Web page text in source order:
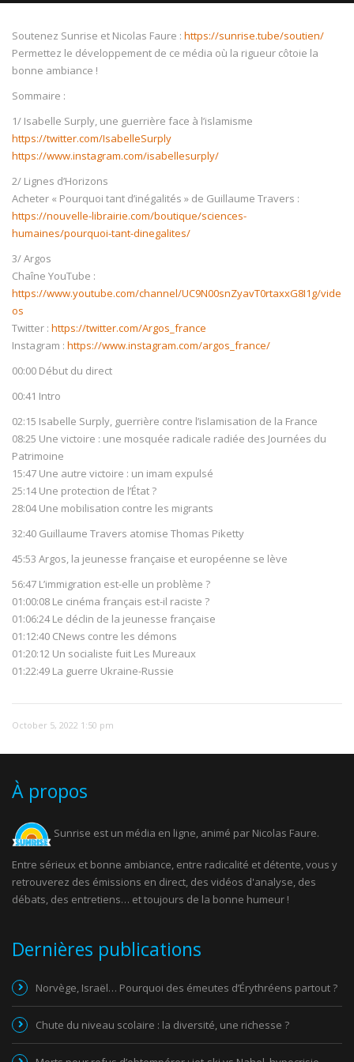
Soutenez Sunrise et Nicolas Faure : https://sunrise.tube/soutien/
Permettez le développement de ce média où la rigueur côtoie la
bonne ambiance !
Sommaire :
1/ Isabelle Surply, une guerrière face à l’islamisme
https://twitter.com/IsabelleSurply
https://www.instagram.com/isabellesurply/
2/ Lignes d’Horizons
Acheter « Pourquoi tant d’inégalités » de Guillaume Travers :
https://nouvelle-librairie.com/boutique/sciences-
humaines/pourquoi-tant-dinegalites/
3/ Argos
Chaîne YouTube :
https://www.youtube.com/channel/UC9N00snZyavT0rtaxxG8I1g/vide
os
Twitter : https://twitter.com/Argos_france
Instagram : https://www.instagram.com/argos_france/
00:00 Début du direct
00:41 Intro
02:15 Isabelle Surply, guerrière contre l’islamisation de la France
08:25 Une victoire : une mosquée radicale radiée des Journées du
Patrimoine
15:47 Une autre victoire : un imam expulsé
25:14 Une protection de l’État ?
28:04 Une mobilisation contre les migrants
32:40 Guillaume Travers atomise Thomas Piketty
45:53 Argos, la jeunesse française et européenne se lève
56:47 L’immigration est-elle un problème ?
01:00:08 Le cinéma français est-il raciste ?
01:06:24 Le déclin de la jeunesse française
01:12:40 CNews contre les démons
01:20:12 Un socialiste fuit Les Mureaux
01:22:49 La guerre Ukraine-Russie
October 5, 2022 1:50 pm
À propos
Sunrise est un média en ligne, animé par Nicolas Faure.
Entre sérieux et bonne ambiance, entre radicalité et détente, vous y
retrouverez des émissions en direct, des vidéos d'analyse, des
débats, des entretiens… et toujours de la bonne humeur !
Dernières publications
Norvège, Israël… Pourquoi des émeutes d’Érythréens partout ?
Chute du niveau scolaire : la diversité, une richesse ?